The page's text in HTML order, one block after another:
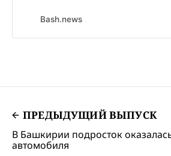
Стерлитамак Уфа. Через две
Bash.news
ПРЕДЫДУЩИЙ ВЫПУСК
В Башкирии подросток
автомобиля